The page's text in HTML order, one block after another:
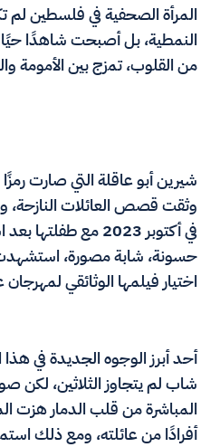
المرأة الصحفية في فلسطين
النمطية، بل أصبحت شاهدًا حيًا
من القلوب، تمزج بين الأمومة
شيرين أبو عاقلة التي صارت رمزًا
وثقت قصص العائلات
في أكتوبر 2023 مع
اختيار فيلمها الوثائقي
أحد أبرز الوجوه الجديدة في
شاب لم يتجاوز الثلاثين، لكن
المباشرة من قلب الدمار هزت
أفرادًا من عائلته، ومع ذلك